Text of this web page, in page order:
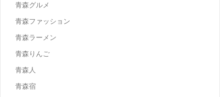
青森グルメ
青森ファッション
青森ラーメン
青森りんご
青森人
青森宿